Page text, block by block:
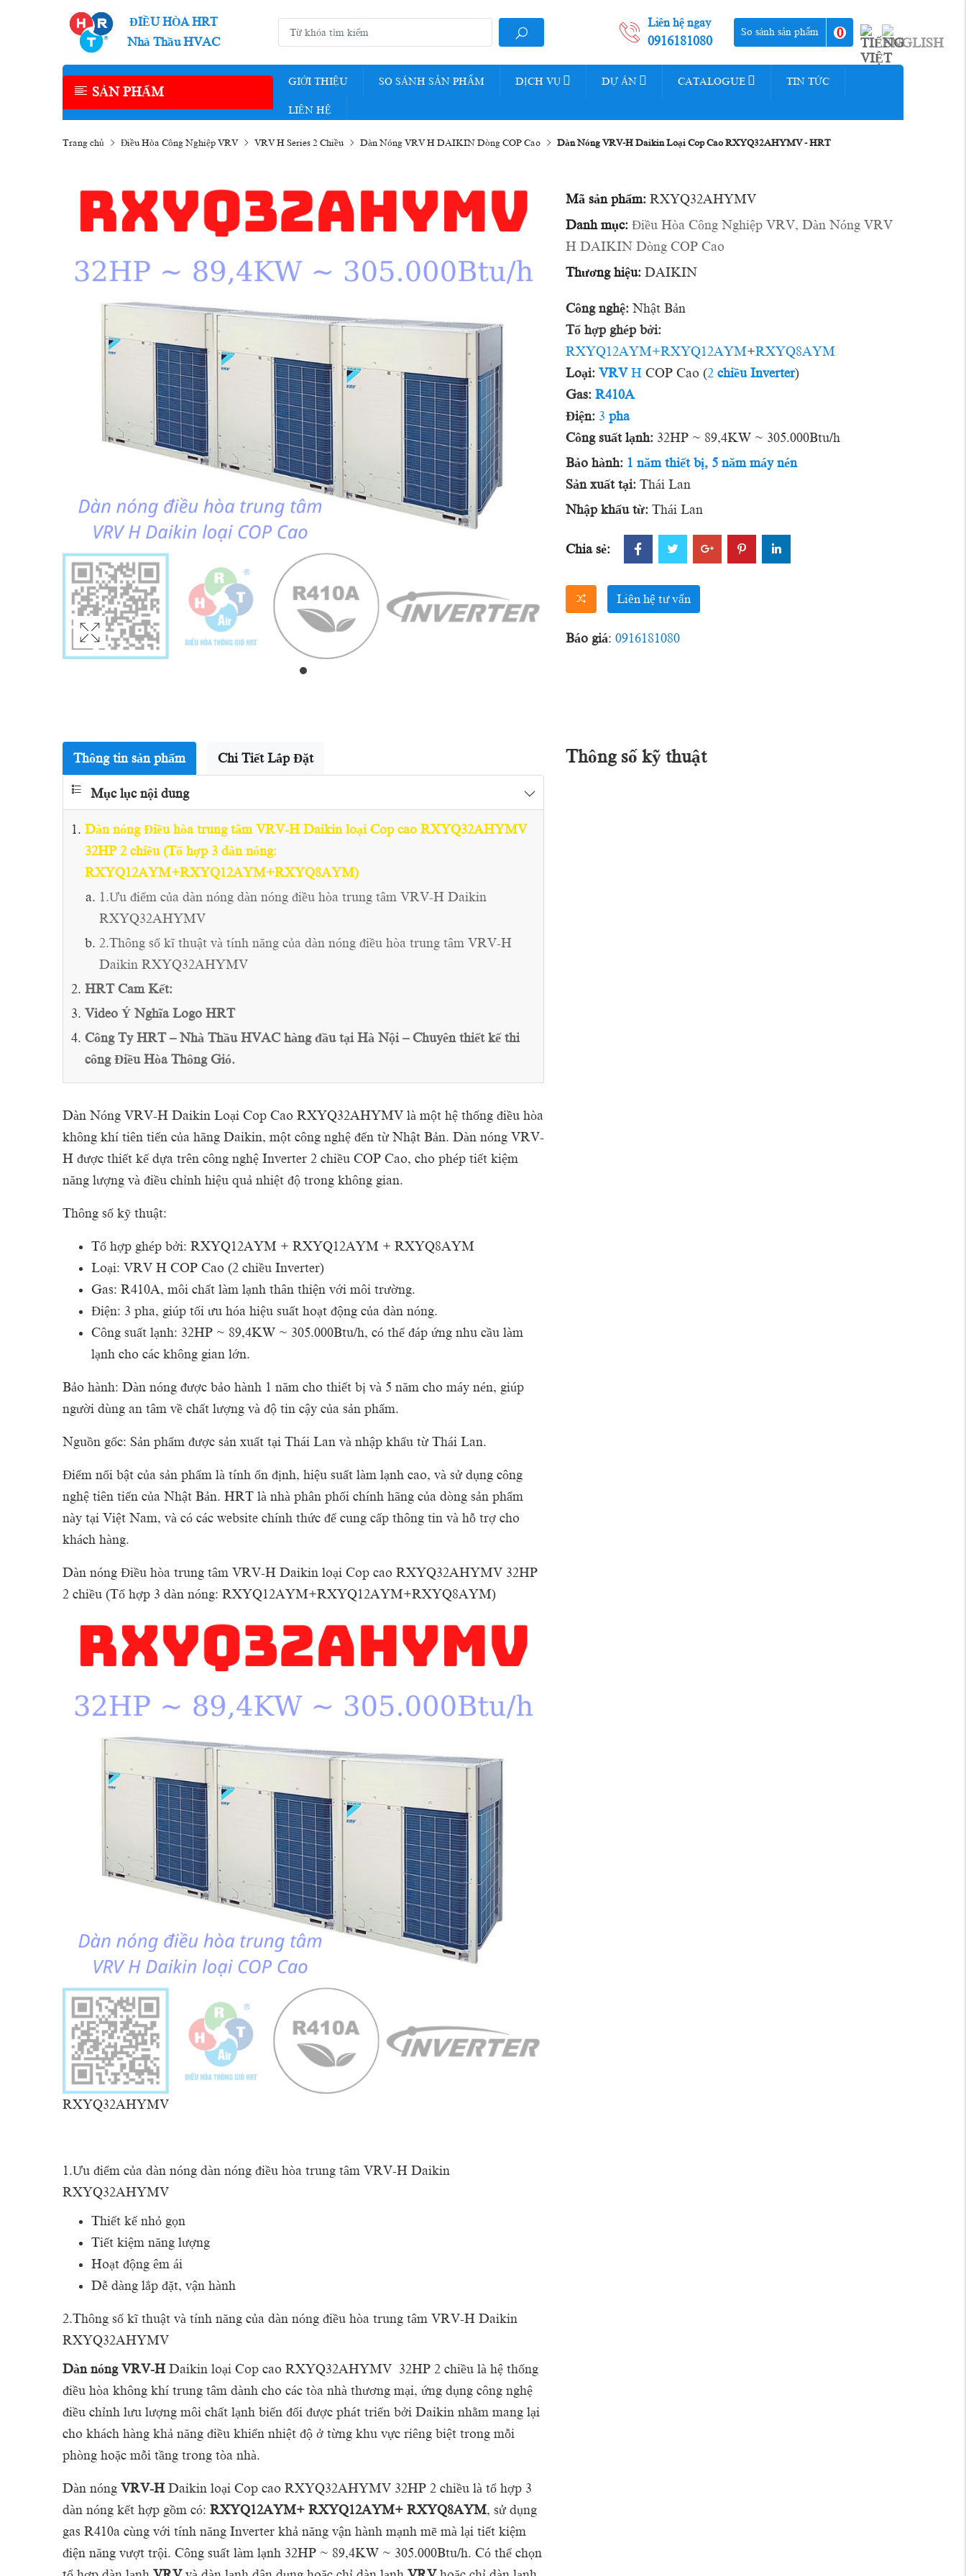
ĐIỀU HÒA HRT
Nhà Thầu HVAC
Liên hệ ngay
0916181080
So sánh sản phẩm 0
SẢN PHẨM
GIỚI THIỆU SO SÁNH SẢN PHẨM DỊCH VỤ DỰ ÁN CATALOGUE TIN TỨC
LIÊN HỆ
Trang chủ Điều Hòa Công Nghiệp VRV VRV H Series 2 Chiều Dàn Nóng VRV H DAIKIN Dòng COP Cao Dàn Nóng VRV-H Daikin Loại Cop Cao RXYQ32AHYMV - HRT
Mã sản phẩm: RXYQ32AHYMV
Danh mục: Điều Hòa Công Nghiệp VRV, Dàn Nóng VRV
H DAIKIN Dòng COP Cao
Thương hiệu: DAIKIN
Công nghệ:Nhật Bản
Tổ hợp ghép bởi:
RXYQ12AYM+RXYQ12AYM+RXYQ8AYM
Loại: VRV HCOP Cao (2chiều Inverter)
Gas: R410A
Điện: 3 pha
Công suất lạnh: 32HP ~ 89,4KW ~ 305.000Btu/h
Bảo hành: 1 năm thiết bị, 5 năm máy nén
Sản xuất tại:Thái Lan
Nhập khẩu từ:Thái Lan
Chia sẻ:
Liên hệ tư vấn
Báo giá: 0916181080
Thông tin sản phẩm Chi Tiết Lắp Đặt
Mục lục nội dung
Dàn nóng Điều hòa trung tâm VRV-H Daikin loại Cop cao RXYQ32AHYMV
32HP 2 chiều (Tổ hợp 3 dàn nóng:
RXYQ12AYM+RXYQ12AYM+RXYQ8AYM)
1.Ưu điểm của dàn nóng dàn nóng điều hòa trung tâm VRV-H Daikin
RXYQ32AHYMV
2.Thông số kĩ thuật và tính năng của dàn nóng điều hòa trung tâm VRV-H
Daikin RXYQ32AHYMV
HRT Cam Kết:
Video Ý Nghĩa Logo HRT
Công Ty HRT – Nhà Thầu HVAC hàng đầu tại Hà Nội – Chuyên thiết kế thi
công Điều Hòa Thông Gió.
Dàn Nóng VRV-H Daikin Loại Cop Cao RXYQ32AHYMV là một hệ thống điều hòa
không khí tiên tiến của hãng Daikin, một công nghệ đến từ Nhật Bản. Dàn nóng VRV-
H được thiết kế dựa trên công nghệ Inverter 2 chiều COP Cao, cho phép tiết kiệm
năng lượng và điều chỉnh hiệu quả nhiệt độ trong không gian.
Thông số kỹ thuật:
Tổ hợp ghép bởi: RXYQ12AYM + RXYQ12AYM + RXYQ8AYM
Loại: VRV H COP Cao (2 chiều Inverter)
Gas: R410A, môi chất làm lạnh thân thiện với môi trường.
Điện: 3 pha, giúp tối ưu hóa hiệu suất hoạt động của dàn nóng.
Công suất lạnh: 32HP ~ 89,4KW ~ 305.000Btu/h, có thể đáp ứng nhu cầu làm
lạnh cho các không gian lớn.
Bảo hành: Dàn nóng được bảo hành 1 năm cho thiết bị và 5 năm cho máy nén, giúp
người dùng an tâm về chất lượng và độ tin cậy của sản phẩm.
Nguồn gốc: Sản phẩm được sản xuất tại Thái Lan và nhập khẩu từ Thái Lan.
Điểm nổi bật của sản phẩm là tính ổn định, hiệu suất làm lạnh cao, và sử dụng công
nghệ tiên tiến của Nhật Bản. HRT là nhà phân phối chính hãng của dòng sản phẩm
này tại Việt Nam, và có các website chính thức để cung cấp thông tin và hỗ trợ cho
khách hàng.
Dàn nóng Điều hòa trung tâm VRV-H Daikin loại Cop cao RXYQ32AHYMV 32HP
2 chiều (Tổ hợp 3 dàn nóng: RXYQ12AYM+RXYQ12AYM+RXYQ8AYM)
RXYQ32AHYMV
1.Ưu điểm của dàn nóng dàn nóng điều hòa trung tâm VRV-H Daikin
RXYQ32AHYMV
Thiết kế nhỏ gọn
Tiết kiệm năng lượng
Hoạt động êm ái
Dễ dàng lắp đặt, vận hành
2.Thông số kĩ thuật và tính năng của dàn nóng điều hòa trung tâm VRV-H Daikin
RXYQ32AHYMV
Dàn nóng VRV-H Daikin loại Cop cao RXYQ32AHYMV 32HP 2 chiều là hệ thống
điều hòa không khí trung tâm dành cho các tòa nhà thương mại, ứng dụng công nghệ
điều chỉnh lưu lượng môi chất lạnh biến đổi được phát triển bởi Daikin nhằm mang lại
cho khách hàng khả năng điều khiển nhiệt độ ở từng khu vực riêng biệt trong mỗi
phòng hoặc mỗi tầng trong tòa nhà.
Dàn nóng VRV-H Daikin loại Cop cao RXYQ32AHYMV 32HP 2 chiều là tổ hợp 3
dàn nóng kết hợp gồm có: RXYQ12AYM+ RXYQ12AYM+ RXYQ8AYM, sử dụng
gas R410a cùng với tính năng Inverter khả năng vận hành mạnh mẽ mà lại tiết kiệm
điện năng vượt trội. Công suất làm lạnh 32HP ~ 89,4KW ~ 305.000Btu/h. Có thể chọn
Thông số kỹ thuật